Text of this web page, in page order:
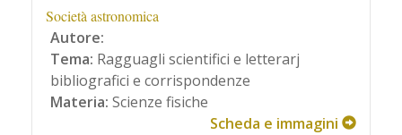
Società astronomica
Autore:
Tema: Ragguagli scientifici e letterarj
bibliografici e corrispondenze
Materia: Scienze fisiche
Scheda e immagini